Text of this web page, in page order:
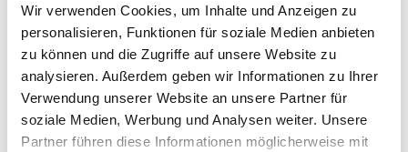
Wir verwenden Cookies, um Inhalte und Anzeigen zu
personalisieren, Funktionen für soziale Medien anbieten
zu können und die Zugriffe auf unsere Website zu
analysieren. Außerdem geben wir Informationen zu Ihrer
Verwendung unserer Website an unsere Partner für
soziale Medien, Werbung und Analysen weiter. Unsere
Partner führen diese Informationen möglicherweise mit
Artikel-Nr.3000009-M10900-black
Farbe black